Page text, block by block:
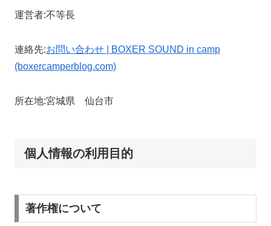
運営者:不等長
連絡先:お問い合わせ | BOXER SOUND in camp
(boxercamperblog.com)
所在地:宮城県 仙台市
個人情報の利用目的
著作権について